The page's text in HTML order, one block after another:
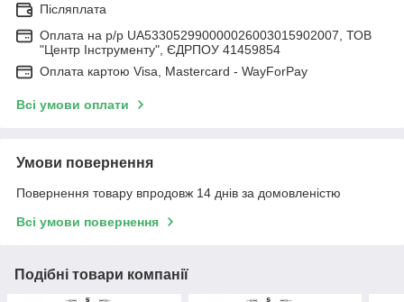
Післяплата
Оплата на р/р UA533052990000026003015902007, ТОВ
"Центр Інструменту", ЄДРПОУ 41459854
Оплата картою Visa, Mastercard - WayForPay
Всі умови оплати
Умови повернення
Повернення товару впродовж 14 днів за домовленістю
Всі умови повернення
Подібні товари компанії